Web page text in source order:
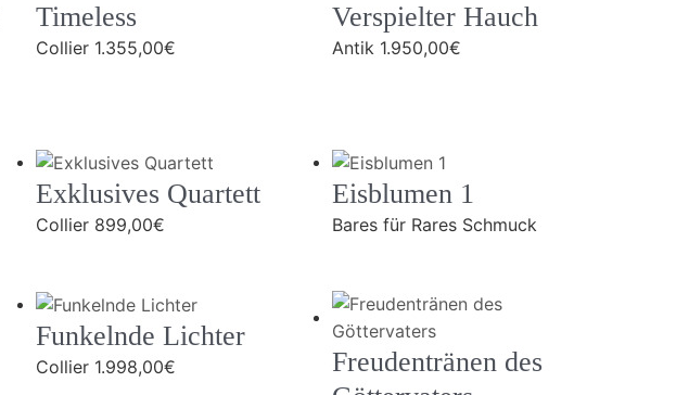
Timeless
Collier 1.355,00€
Verspielter Hauch
Antik 1.950,00€
Exklusives Quartett
Collier 899,00€
Eisblumen 1
Bares für Rares Schmuck
Funkelnde Lichter
Collier 1.998,00€
Freudentränen des